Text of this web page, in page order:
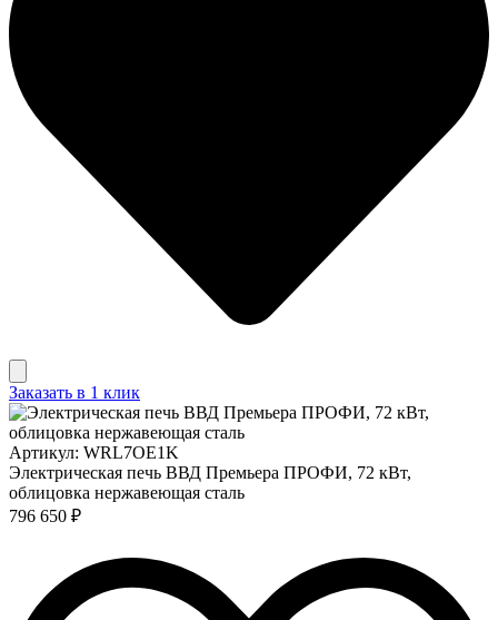
Заказать в 1 клик
Артикул: WRL7OE1K
Электрическая печь ВВД Премьера ПРОФИ, 72 кВт,
облицовка нержавеющая сталь
796 650 ₽